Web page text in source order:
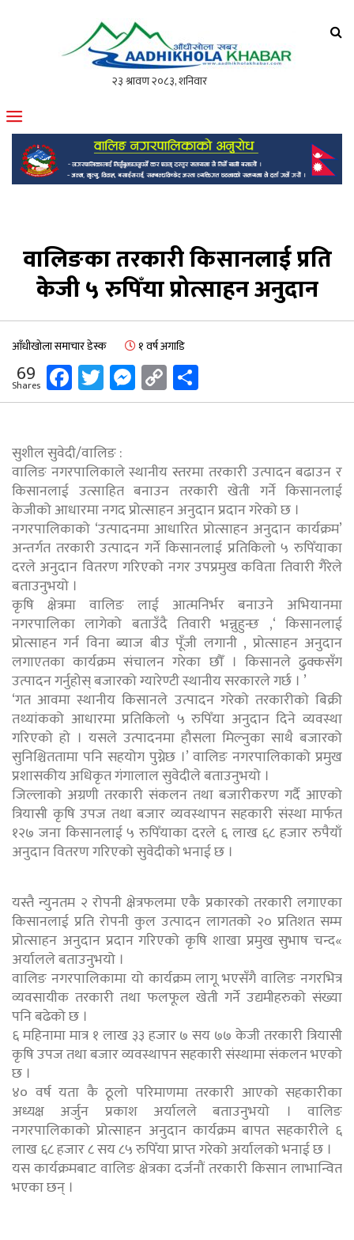
मोफसलकै लोकप्रिय अनलाइन पत्रिका
वालिङका तरकारी किसानलाई प्रति
केजी ५ रुपिँया प्रोत्साहन अनुदान
आँधीखोला समाचार डेस्क १ वर्ष अगाडि
69
Shares Facebook
Twitter
Messenger
Copy
Link
सुशील सुवेदी/वालिङ :
वालिङ नगरपालिकाले स्थानीय स्तरमा तरकारी उत्पादन बढाउन र
किसानलाई उत्साहित बनाउन तरकारी खेती गर्ने किसानलाई
केजीको आधारमा नगद प्रोत्साहन अनुदान प्रदान गरेको छ ।
नगरपालिकाको ‘उत्पादनमा आधारित प्रोत्साहन अनुदान कार्यक्रम’
अन्तर्गत तरकारी उत्पादन गर्ने किसानलाई प्रतिकिलो ५ रुपिँयाका
दरले अनुदान वितरण गरिएको नगर उपप्रमुख कविता तिवारी गैरेले
बताउनुभयो ।
कृषि क्षेत्रमा वालिङ लाई आत्मनिर्भर बनाउने अभियानमा
नगरपालिका लागेको बताउँदै तिवारी भन्नुहुन्छ ,‘ किसानलाई
प्रोत्साहन गर्न विना ब्याज बीउ पूँजी लगानी , प्रोत्साहन अनुदान
लगाएतका कार्यक्रम संचालन गरेका छौँ । किसानले ढुक्कसँग
उत्पादन गर्नुहोस् बजारको ग्यारेण्टी स्थानीय सरकारले गर्छ । ’
‘गत आवमा स्थानीय किसानले उत्पादन गरेको तरकारीको बिक्री
तथ्यांकको आधारमा प्रतिकिलो ५ रुपिँया अनुदान दिने व्यवस्था
गरिएको हो । यसले उत्पादनमा हौसला मिल्नुका साथै बजारको
सुनिश्चिततामा पनि सहयोग पुग्नेछ ।’ वालिङ नगरपालिकाको प्रमुख
प्रशासकीय अधिकृत गंगालाल सुवेदीले बताउनुभयो ।
जिल्लाको अग्रणी तरकारी संकलन तथा बजारीकरण गर्दै आएको
त्रियासी कृषि उपज तथा बजार व्यवस्थापन सहकारी संस्था मार्फत
१२७ जना किसानलाई ५ रुपिँयाका दरले ६ लाख ६८ हजार रुपैयाँ
अनुदान वितरण गरिएको सुवेदीको भनाई छ ।
यस्तै न्युनतम २ रोपनी क्षेत्रफलमा एकै प्रकारको तरकारी लगाएका
किसानलाई प्रति रोपनी कुल उत्पादन लागतको २० प्रतिशत सम्म
प्रोत्साहन अनुदान प्रदान गरिएको कृषि शाखा प्रमुख सुभाष चन्द«
अर्यालले बताउनुभयो ।
वालिङ नगरपालिकामा यो कार्यक्रम लागू भएसँगै वालिङ नगरभित्र
व्यवसायीक तरकारी तथा फलफूल खेती गर्ने उद्यमीहरुको संख्या
पनि बढेको छ ।
६ महिनामा मात्र १ लाख ३३ हजार ७ सय ७७ केजी तरकारी त्रियासी
कृषि उपज तथा बजार व्यवस्थापन सहकारी संस्थामा संकलन भएको
छ ।
४० वर्ष यता कै ठूलो परिमाणमा तरकारी आएको सहकारीका
अध्यक्ष अर्जुन प्रकाश अर्यालले बताउनुभयो । वालिङ
नगरपालिकाको प्रोत्साहन अनुदान कार्यक्रम बापत सहकारीले ६
लाख ६८ हजार ८ सय ८५ रुपिँया प्राप्त गरेको अर्यालको भनाई छ ।
यस कार्यक्रमबाट वालिङ क्षेत्रका दर्जनौं तरकारी किसान लाभान्वित
भएका छन् ।